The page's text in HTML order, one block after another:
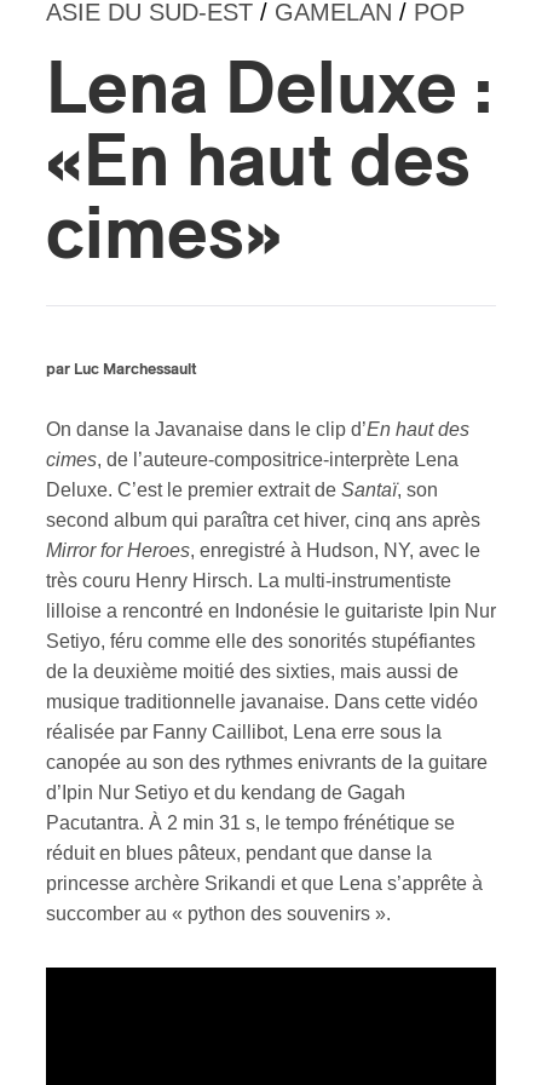
ASIE DU SUD-EST / GAMELAN / POP
Lena Deluxe :
«En haut des
cimes»
par Luc Marchessault
On danse la Javanaise dans le clip d’En haut des
cimes, de l’auteure-compositrice-interprète Lena
Deluxe. C’est le premier extrait de Santaï, son
second album qui paraîtra cet hiver, cinq ans après
Mirror for Heroes, enregistré à Hudson, NY, avec le
très couru Henry Hirsch. La multi-instrumentiste
lilloise a rencontré en Indonésie le guitariste Ipin Nur
Setiyo, féru comme elle des sonorités stupéfiantes
de la deuxième moitié des sixties, mais aussi de
musique traditionnelle javanaise. Dans cette vidéo
réalisée par Fanny Caillibot, Lena erre sous la
canopée au son des rythmes enivrants de la guitare
d’Ipin Nur Setiyo et du kendang de Gagah
Pacutantra. À 2 min 31 s, le tempo frénétique se
réduit en blues pâteux, pendant que danse la
princesse archère Srikandi et que Lena s’apprête à
succomber au « python des souvenirs ».